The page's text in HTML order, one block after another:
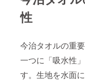
性
今治タオルの重
一つに「吸水性
す。生地を水面